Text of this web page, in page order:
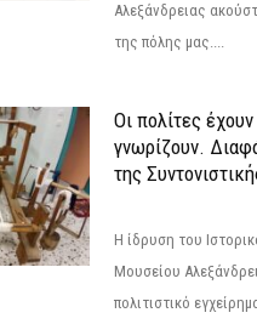
Αλεξάνδρειας
της πόλης μας....
Οι πολίτες
γνωρίζουν.
της
Η ίδρυση του
Μουσείου
πολιτιστικό